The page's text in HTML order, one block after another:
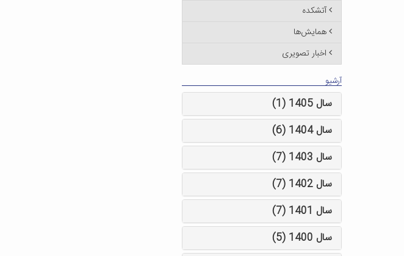
آتشکده
همایش‌ها
اخبار تصویری
آرشیو
سال 1405 (1)
سال 1404 (6)
سال 1403 (7)
سال 1402 (7)
سال 1401 (7)
سال 1400 (5)